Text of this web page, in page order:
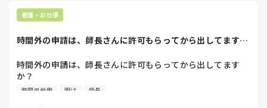
早産のリスクになります。お気を付け下さいませ！
看護・お仕事
時間外の申請は、師長さんに許可もらってから出してます
時間外の申請は、師長さんに許可もらってから出してます
か？
時間外労働 明け 師長